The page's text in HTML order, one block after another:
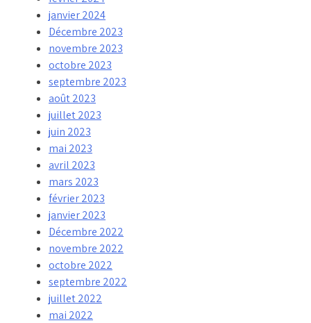
janvier 2024
Décembre 2023
novembre 2023
octobre 2023
septembre 2023
août 2023
juillet 2023
juin 2023
mai 2023
avril 2023
mars 2023
février 2023
janvier 2023
Décembre 2022
novembre 2022
octobre 2022
septembre 2022
juillet 2022
mai 2022